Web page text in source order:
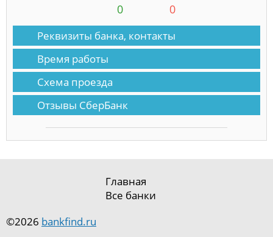
0 0
Реквизиты банка, контакты
Время работы
Схема проезда
Отзывы СберБанк
Главная
Все банки
©2026 bankfind.ru